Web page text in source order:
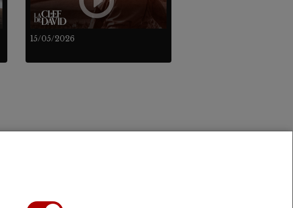
15/05/2026